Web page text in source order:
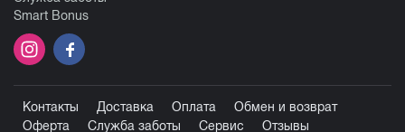
Smart Bonus
Контакты Доставка Оплата
Обмен и возврат
Оферта
Служба заботы Сервис Отзывы